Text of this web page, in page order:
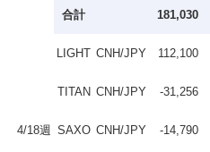
合計 181,030
4/18週
LIGHT CNH/JPY 112,100
TITAN CNH/JPY -31,256
SAXO CNH/JPY -14,790